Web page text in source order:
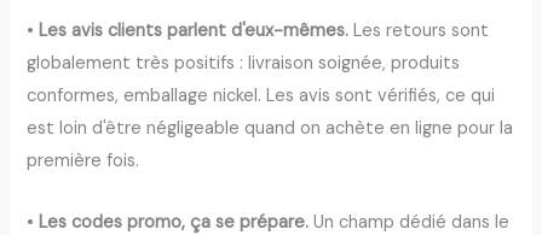
•Les avis clients parlent d'eux-mêmes. Les retours sont
globalement très positifs : livraison soignée, produits
conformes, emballage nickel. Les avis sont vérifiés, ce qui
est loin d'être négligeable quand on achète en ligne pour la
première fois.
• Les codes promo, ça se prépare. Un champ dédié dans le